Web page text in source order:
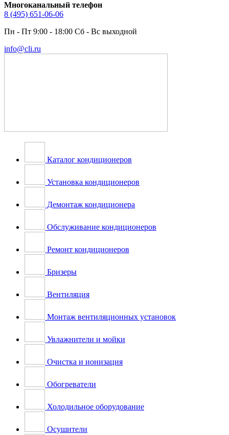
Многоканальный телефон
8 (495) 651-06-06
Пн - Пт 9:00 - 18:00 Сб - Вс выходной
info@cli.ru
Каталог кондиционеров
Установка кондиционеров
Демонтаж кондиционера
Обслуживание кондиционеров
Ремонт кондиционеров
Бризеры
Вентиляция
Монтаж вентиляционных установок
Увлажнители и мойки
Очистка и ионизация
Обогреватели
Холодильное оборудование
Осушители